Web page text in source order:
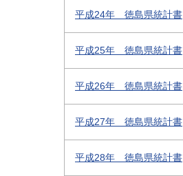
平成24年 徳島県統計書
平成25年 徳島県統計書
平成26年 徳島県統計書
平成27年 徳島県統計書
平成28年 徳島県統計書